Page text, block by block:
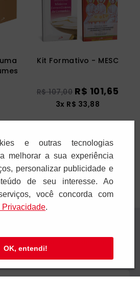
Kit Formativo - MESC
R$ 107,00 R$ 101,65
3x R$ 33,88
Adicionar
seu e-mail.
e outras tecnologias
melhorar a sua experiência
personalizar publicidade e
de seu interesse. Ao
você concorda com
Privacidade.
OK, entendi!